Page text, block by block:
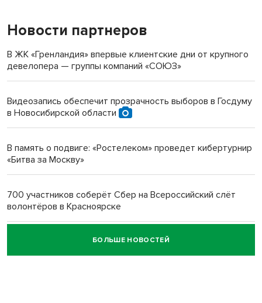
«Мы живём на пастбище!»: в новосибирском селе лошади
терроризируют жителей
Новосибирский преподаватель с женой вошли в топ-16
Новости партнеров
В ЖК «Гренландия» впервые клиентские дни от крупного
девелопера — группы компаний «СОЮЗ»
Видеозапись обеспечит прозрачность выборов в Госдуму
в Новосибирской области
В память о подвиге: «Ростелеком» проведет кибертурнир
«Битва за Москву»
700 участников соберёт Сбер на Всероссийский слёт
волонтёров в Красноярске
Честный выбор: видеонаблюдение обеспечит
объективность результатов ЕДГ в Новосибирской
БОЛЬШЕ НОВОСТЕЙ